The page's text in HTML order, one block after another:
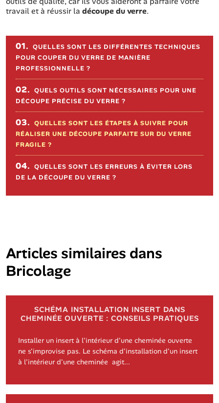
travail et à réussir la découpe du verre.
Sommaire de l'article
01. QUELLES SONT LES DIFFÉRENTES TECHNIQUES
POUR COUPER DU VERRE DE MANIÈRE
PROFESSIONNELLE ?
02. QUELS OUTILS SONT NÉCESSAIRES POUR UNE
DÉCOUPE PRÉCISE DU VERRE ?
03. QUELLES SONT LES ÉTAPES À SUIVRE POUR
RÉALISER UNE DÉCOUPE PARFAITE SUR DU VERRE
FRAGILE ?
04. QUELLES SONT LES ERREURS À ÉVITER LORS
DE LA DÉCOUPE DU VERRE ?
Articles similaires dans
Bricolage
SCHÉMA INSTALLATION INSERT DANS
CHEMINÉE OUVERTE : CONSEILS PRATIQUES
Installer un insert à l'intérieur d'une cheminée ouverte
ne s'improvise pas. Le schéma d'installation d'un insert
à l'intérieur d'une cheminée agit...